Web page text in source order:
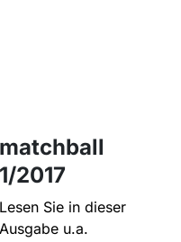
matchball
1/2017
Lesen Sie in dieser
Ausgabe u.a.